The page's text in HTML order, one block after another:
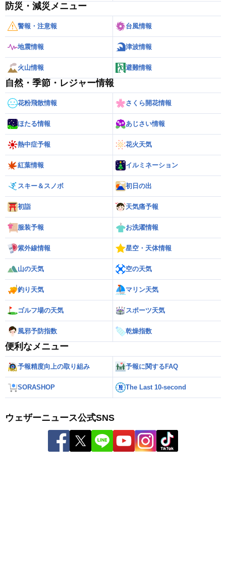
防災・減災メニュー
警報・注意報 台風情報
地震情報 津波情報
火山情報 避難情報
自然・季節・レジャー情報
花粉飛散情報 さくら開花情報
ほたる情報 あじさい情報
熱中症予報 花火天気
紅葉情報 イルミネーション
スキー＆スノボ 初日の出
初詣 天気痛予報
服装予報 お洗濯情報
紫外線情報 星空・天体情報
山の天気 空の天気
釣り天気 マリン天気
ゴルフ場の天気 スポーツ天気
風邪予防指数 乾燥指数
便利なメニュー
予報精度向上の取り組み 予報に関するFAQ
SORASHOP The Last 10-second
ウェザーニュース公式SNS